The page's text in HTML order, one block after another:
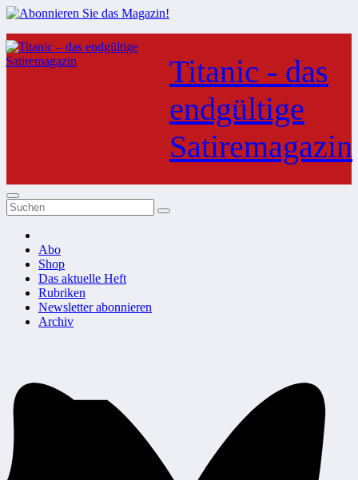
Zum
Inhalt
springen
Titanic - das
endgültige
Satiremagazin
Abo
Shop
Das aktuelle Heft
Rubriken
Newsletter abonnieren
Archiv